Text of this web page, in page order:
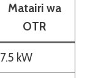
Matairi wa
OTR
7.5 kW